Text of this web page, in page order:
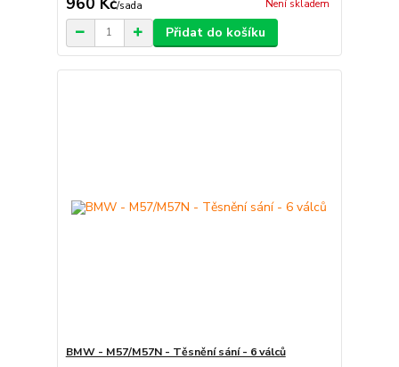
/sada Není skladem
Přidat do košíku
BMW - M57/M57N - Těsnění sání - 6 válců